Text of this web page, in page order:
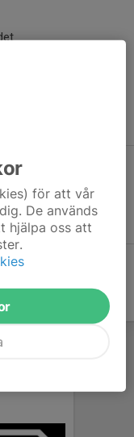
sen spinning 14 -15
nedanför att vår
De används
hjälpa oss att